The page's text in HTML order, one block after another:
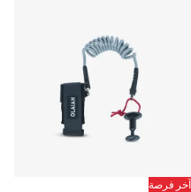
آخر فرصة